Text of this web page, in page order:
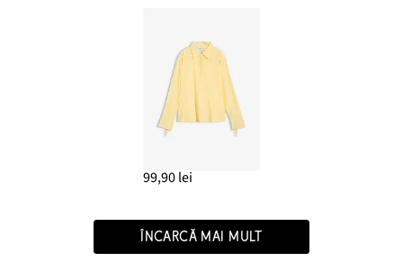
99,90 lei
ÎNCARCĂ MAI MULT